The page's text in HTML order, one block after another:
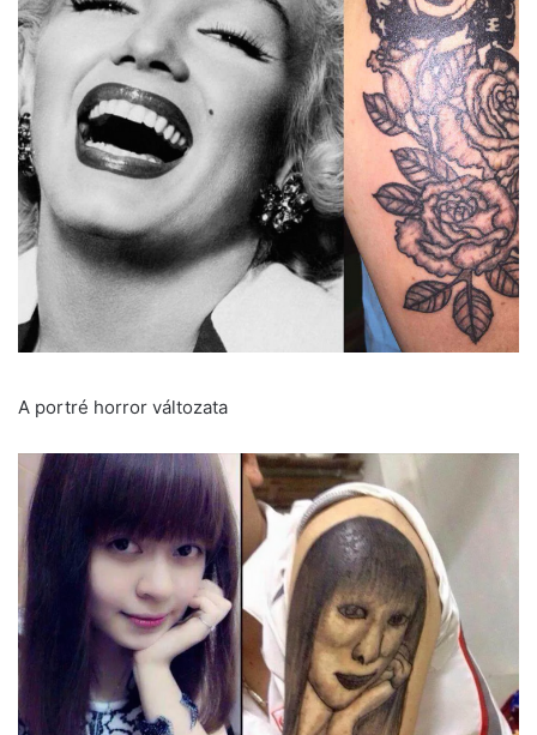
A portré horror változata